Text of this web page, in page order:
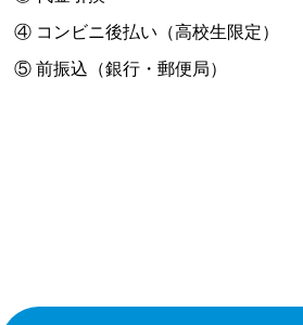
④ コンビニ後払い（高校生限定）
⑤ 前振込（銀行・郵便局）